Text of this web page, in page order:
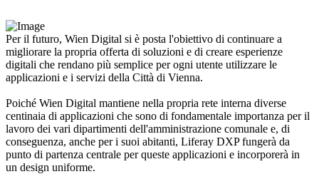
Per il futuro, Wien Digital si è posta l'obiettivo di continuare a
migliorare la propria offerta di soluzioni e di creare esperienze
digitali che rendano più semplice per ogni utente utilizzare le
applicazioni e i servizi della Città di Vienna.
Poiché Wien Digital mantiene nella propria rete interna diverse
centinaia di applicazioni che sono di fondamentale importanza per il
lavoro dei vari dipartimenti dell'amministrazione comunale e, di
conseguenza, anche per i suoi abitanti, Liferay DXP fungerà da
punto di partenza centrale per queste applicazioni e incorporerà in
un design uniforme.